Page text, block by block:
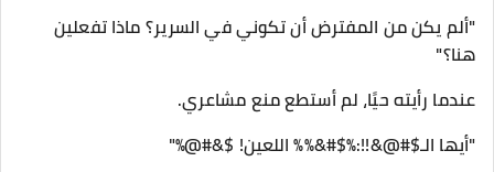
"ألم يكن من المفترض أن تكوني في السرير؟ ماذا تفعلين
هنا؟"
عندما رأيته حيًا، لم أستطع منع مشاعري.
"أيها الـ$#@&!!:%$#&%% اللعين! $&#@%"